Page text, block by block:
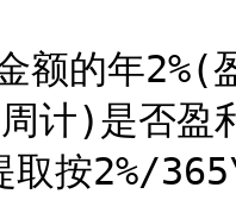
的年2%(
计)是否盈
取按2%/